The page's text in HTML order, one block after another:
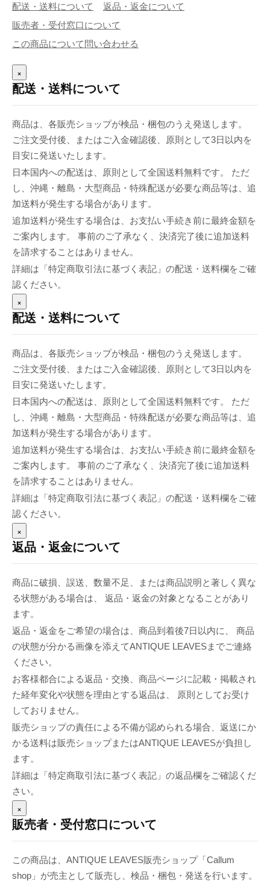
配送・送料について
返品・返金について
販売者・受付窓口について
この商品について問い合わせる
×
配送・送料について
商品は、各販売ショップが検品・梱包のうえ発送します。
ご注文受付後、またはご入金確認後、原則として3日以内を
目安に発送いたします。
日本国内への配送は、原則として全国送料無料です。 ただ
し、沖縄・離島・大型商品・特殊配送が必要な商品等は、追
加送料が発生する場合があります。
追加送料が発生する場合は、お支払い手続き前に最終金額を
ご案内します。 事前のご了承なく、決済完了後に追加送料
を請求することはありません。
詳細は「特定商取引法に基づく表記」の配送・送料欄をご確
認ください。
×
配送・送料について
商品は、各販売ショップが検品・梱包のうえ発送します。
ご注文受付後、またはご入金確認後、原則として3日以内を
目安に発送いたします。
日本国内への配送は、原則として全国送料無料です。 ただ
し、沖縄・離島・大型商品・特殊配送が必要な商品等は、追
加送料が発生する場合があります。
追加送料が発生する場合は、お支払い手続き前に最終金額を
ご案内します。 事前のご了承なく、決済完了後に追加送料
を請求することはありません。
詳細は「特定商取引法に基づく表記」の配送・送料欄をご確
認ください。
×
返品・返金について
商品に破損、誤送、数量不足、または商品説明と著しく異な
る状態がある場合は、 返品・返金の対象となることがあり
ます。
返品・返金をご希望の場合は、商品到着後7日以内に、 商品
の状態が分かる画像を添えてANTIQUE LEAVESまでご連絡
ください。
お客様都合による返品・交換、商品ページに記載・掲載され
た経年変化や状態を理由とする返品は、 原則としてお受け
しておりません。
販売ショップの責任による不備が認められる場合、返送にか
かる送料は販売ショップまたはANTIQUE LEAVESが負担し
ます。
詳細は「特定商取引法に基づく表記」の返品欄をご確認くだ
さい。
×
販売者・受付窓口について
この商品は、ANTIQUE LEAVES販売ショップ「Callum
shop」が売主として販売し、検品・梱包・発送を行います。